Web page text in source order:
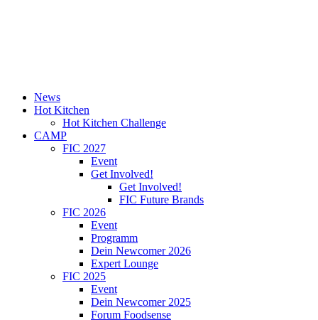
News
Hot Kitchen
Hot Kitchen Challenge
CAMP
FIC 2027
Event
Get Involved!
Get Involved!
FIC Future Brands
FIC 2026
Event
Programm
Dein Newcomer 2026
Expert Lounge
FIC 2025
Event
Dein Newcomer 2025
Forum Foodsense